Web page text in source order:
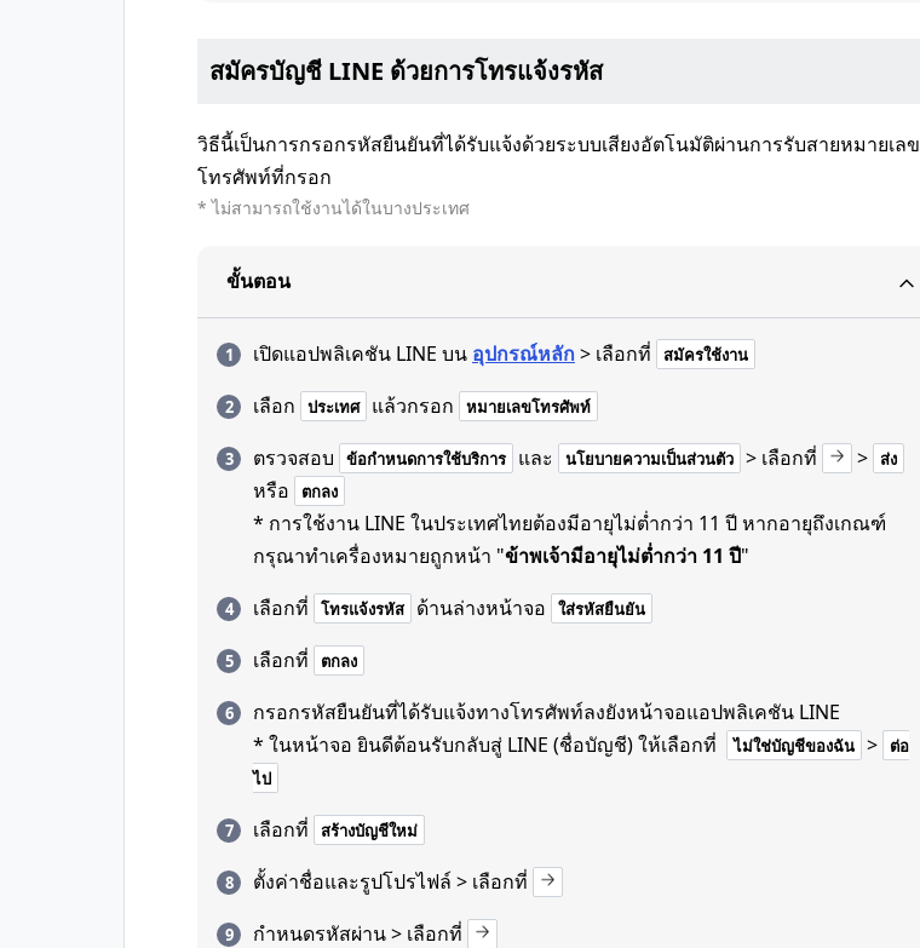
สมัครบัญชี LINE ด้วยการโทรแจ้งรหัส
วิธีนี้เป็นการกรอกรหัสยืนยันที่ได้รับแจ้งด้วยระบบเสียงอัตโนมัติผ่านการรับสายหมายเลข
โทรศัพท์ที่กรอก
* ไม่สามารถใช้งานได้ในบางประเทศ
ขั้นตอน
เปิดแอปพลิเคชัน LINE บน อุปกรณ์หลัก > เลือกที่ สมัครใช้งาน
เลือก ประเทศ แล้วกรอก หมายเลขโทรศัพท์
ตรวจสอบ ข้อกำหนดการใช้บริการ และ นโยบายความเป็นส่วนตัว > เลือกที่ > ส่ง
หรือ ตกลง
* การใช้งาน LINE ในประเทศไทยต้องมีอายุไม่ต่ำกว่า 11 ปี หากอายุถึงเกณฑ์
กรุณาทำเครื่องหมายถูกหน้า "ข้าพเจ้ามีอายุไม่ต่ำกว่า 11 ปี"
เลือกที่
โทรแจ้งรหัส ด้านล่างหน้าจอ ใส่รหัสยืนยัน
เลือกที่ ตกลง
กรอกรหัสยืนยันที่ได้รับแจ้งทางโทรศัพท์ลงยังหน้าจอแอปพลิเคชัน LINE
* ในหน้าจอ ยินดีต้อนรับกลับสู่ LINE (ชื่อบัญชี) ให้เลือกที่
ไม่ใช่บัญชีของฉัน >
ต่อ
ไป
เลือกที่ สร้างบัญชีใหม่
ตั้งค่าชื่อและรูปโปรไฟล์ > เลือกที่
กำหนดรหัสผ่าน > เลือกที่